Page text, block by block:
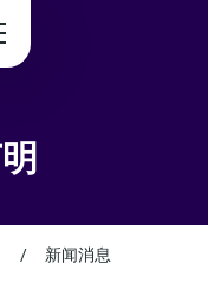
/ 新闻消息
box, I agree to the